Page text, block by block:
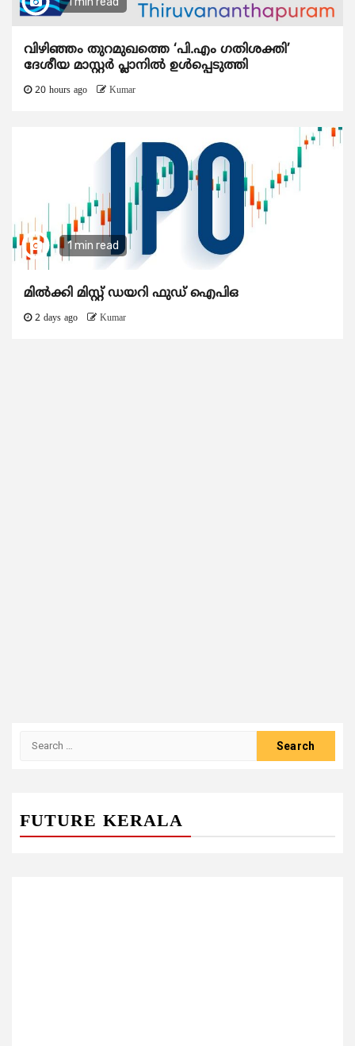
വിഴിഞ്ഞം തുറമുഖത്തെ ‘പി.എം ഗതിശക്തി’
ദേശീയ മാസ്റ്റർ പ്ലാനിൽ ഉൾപ്പെടുത്തി
20 hours ago Kumar
1 min read
മിൽക്കി മിസ്റ്റ് ഡയറി ഫുഡ് ഐപിഒ
2 days ago Kumar
FUTURE KERALA